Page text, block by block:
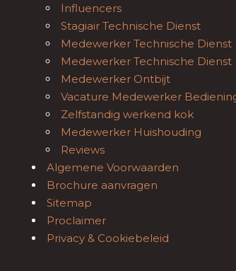
Influencers
Stagiair Technische Dienst
Medewerker Technische Dienst
Medewerker Technische Dienst
Medewerker Ontbijt
Vacature Medewerker
Zelfstandig werkend kok
Medewerker Huishouding
Reviews
Algemene Voorwaarden
Brochure aanvragen
Sitemap
Proclaimer
Privacy & Cookiebeleid